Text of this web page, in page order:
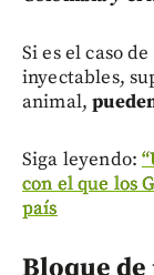
Si es el caso
inyectables,
animal,
Siga leyendo:
con el que los
país
Bloque